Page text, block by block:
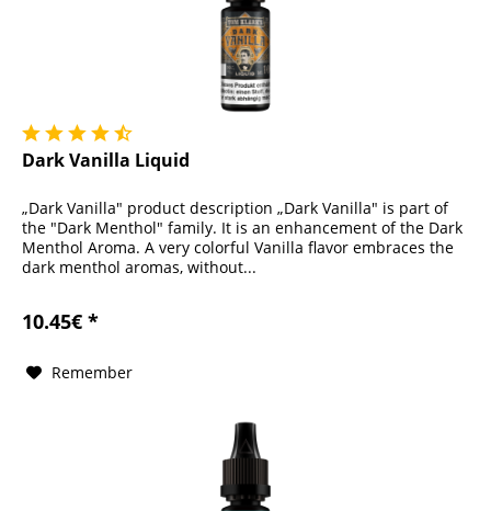
Dark Vanilla Liquid
„Dark Vanilla" product description „Dark Vanilla" is part of
the "Dark Menthol" family. It is an enhancement of the Dark
Menthol Aroma. A very colorful Vanilla flavor embraces the
dark menthol aromas, without...
10.45€ *
Remember